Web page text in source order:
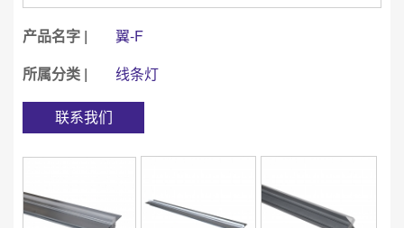
产品名字 |
翼-F
所属分类 |
线条灯
联系我们